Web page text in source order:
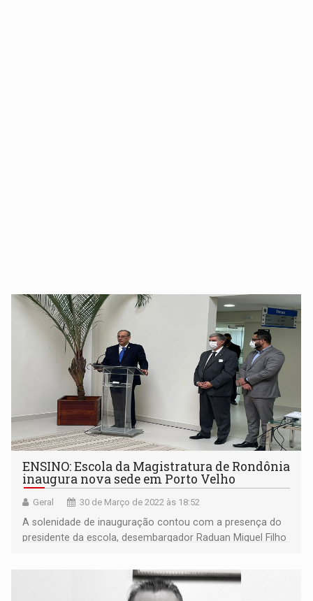
ENSINO: Escola da Magistratura de Rondônia
inaugura nova sede em Porto Velho
Geral 30 de Março de 2022 às 18:52
A solenidade de inauguração contou com a presença do
presidente da escola, desembargador Raduan Miguel Filho